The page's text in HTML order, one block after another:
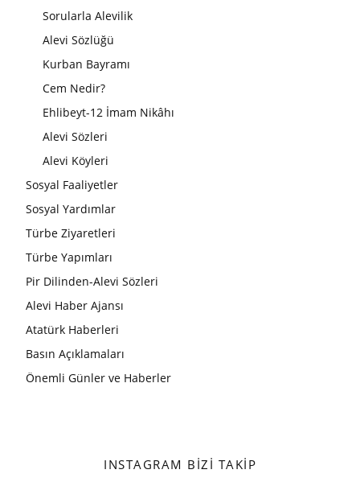
Sorularla Alevilik
Alevi Sözlüğü
Kurban Bayramı
Cem Nedir?
Ehlibeyt-12 İmam Nikâhı
Alevi Sözleri
Alevi Köyleri
Sosyal Faaliyetler
Sosyal Yardımlar
Türbe Ziyaretleri
Türbe Yapımları
Pir Dilinden-Alevi Sözleri
Alevi Haber Ajansı
Atatürk Haberleri
Basın Açıklamaları
Önemli Günler ve Haberler
INSTAGRAM BIZI TAKIP